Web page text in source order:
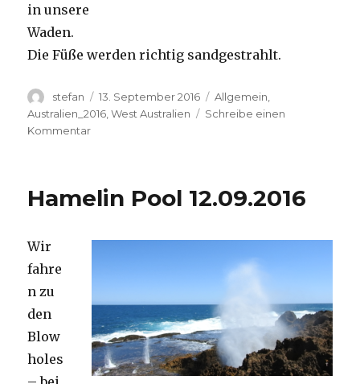
in unsere
Waden.
Die Füße werden richtig sandgestrahlt.
Autor
stefan
Veröffentlicht
am
13. September 2016 Kategorien
Allgemein
Australien_2016 ,West Australien
Schreibe einen
Kommentarzu
Hamelin Pool 12.09.2016
Wir
fahre
n zu
den
Blow
holes